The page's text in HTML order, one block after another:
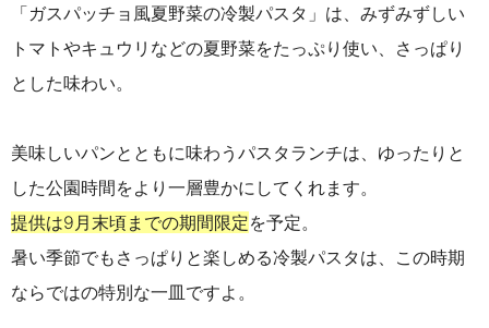
「ガスパッチョ風夏野菜の冷製パスタ」は、みずみずしい
トマトやキュウリなどの夏野菜をたっぷり使い、さっぱり
とした味わい。
美味しいパンとともに味わうパスタランチは、ゆったりと
した公園時間をより一層豊かにしてくれます。
提供は9月末頃までの期間限定を予定。
暑い季節でもさっぱりと楽しめる冷製パスタは、この時期
ならではの特別な一皿ですよ。